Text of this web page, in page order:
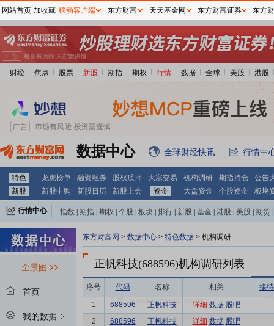
财经 焦点 股票 新股 期指 期权 行情 数据 全球 美股 港股
数据中心 全球财经快讯 行情中
特色 龙虎榜单 融资融券 股权质押 大宗交易 机构调研 期指持仓
公告
新股
新股申购 新股日历 新股上会 资金 大盘资金 个股资金 板块
行情中心 指数 期指 期权 个股 板块 排行 新股 基金 港股 美股 期货
全景图
首页
我的数据
东方财富网 > 数据中心 > 特色数据 > 机构调研
正帆科技(688596)机构调研列表
序号 代码 名称 相关 接
1 688596 正帆科技 详细 数据 股吧
2
688596 正帆科技 详细 数据 股吧
网站首页 加收藏 移动客户端 东方财富 天天基金网 东方财富证券 东方